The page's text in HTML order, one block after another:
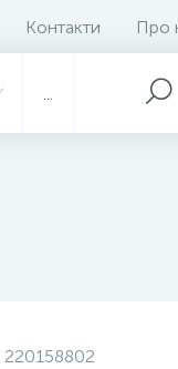
Контакти Про
220158802